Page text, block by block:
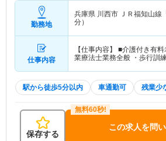
勤務地
兵庫県 川西市 ＪＲ福知山線
分）
仕事内容
【仕事内容】 ■介護付き有
業療法士業務全般 ・歩行訓
駅から徒歩5分以内 車通勤可 残業少
保存する
この求人を問